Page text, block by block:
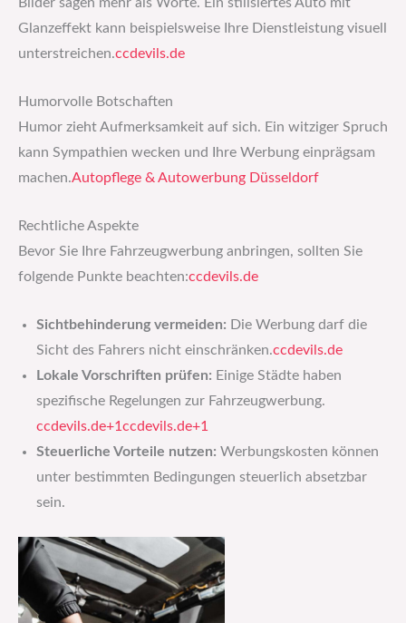
Bilder sagen mehr als Worte. Ein stilisiertes Auto mit
Glanzeffekt kann beispielsweise Ihre Dienstleistung visuell
unterstreichen.​ccdevils.de
Humorvolle Botschaften
Humor zieht Aufmerksamkeit auf sich. Ein witziger Spruch
kann Sympathien wecken und Ihre Werbung einprägsam
machen.​Autopflege & Autowerbung Düsseldorf
Rechtliche Aspekte
Bevor Sie Ihre Fahrzeugwerbung anbringen, sollten Sie
folgende Punkte beachten:​ccdevils.de
Sichtbehinderung vermeiden: Die Werbung darf die
Sicht des Fahrers nicht einschränken.​ccdevils.de
Lokale Vorschriften prüfen: Einige Städte haben
spezifische Regelungen zur Fahrzeugwerbung.​
ccdevils.de+1ccdevils.de+1
Steuerliche Vorteile nutzen: Werbungskosten können
unter bestimmten Bedingungen steuerlich absetzbar
sein.​